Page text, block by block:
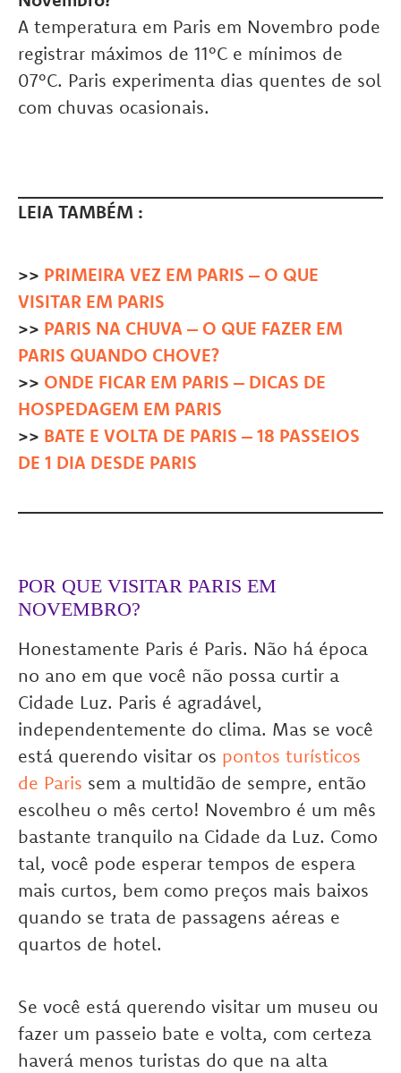
A temperatura em Paris em Novembro pode
registrar máximos de 11°C e mínimos de
07°C. Paris experimenta dias quentes de sol
com chuvas ocasionais.
LEIA TAMBÉM :
>> PRIMEIRA VEZ EM PARIS – O QUE
VISITAR EM PARIS
>> PARIS NA CHUVA – O QUE FAZER EM
PARIS QUANDO CHOVE?
>> ONDE FICAR EM PARIS – DICAS DE
HOSPEDAGEM EM PARIS
>> BATE E VOLTA DE PARIS – 18 PASSEIOS
DE 1 DIA DESDE PARIS
POR QUE VISITAR PARIS EM
NOVEMBRO?
Honestamente Paris é Paris. Não há época
no ano em que você não possa curtir a
Cidade Luz. Paris é agradável,
independentemente do clima. Mas se você
está querendo visitar os pontos turísticos
de Paris sem a multidão de sempre, então
escolheu o mês certo! Novembro é um mês
bastante tranquilo na Cidade da Luz. Como
tal, você pode esperar tempos de espera
mais curtos, bem como preços mais baixos
quando se trata de passagens aéreas e
quartos de hotel.
Se você está querendo visitar um museu ou
fazer um passeio bate e volta, com certeza
haverá menos turistas do que na alta